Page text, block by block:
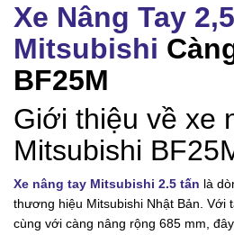
Xe Nâng Tay
Mitsubishi
BF25M
Giới thiệu về xe
Mitsubishi
Xe nâng tay Mitsubishi 2.5 tấn là
thương hiệu Mitsubishi Nhật Bản. Với
cùng với càng nâng rộng 685 mm,